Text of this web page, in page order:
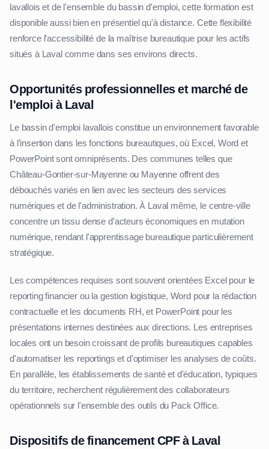
lavallois et de l'ensemble du bassin d'emploi, cette formation est
disponible aussi bien en présentiel qu'à distance. Cette flexibilité
renforce l'accessibilité de la maîtrise bureautique pour les actifs
situés à Laval comme dans ses environs directs.
Opportunités professionnelles et marché de
l'emploi à Laval
Le bassin d'emploi lavallois constitue un environnement favorable
à l'insertion dans les fonctions bureautiques, où Excel, Word et
PowerPoint sont omniprésents. Des communes telles que
Château-Gontier-sur-Mayenne ou Mayenne offrent des
débouchés variés en lien avec les secteurs des services
numériques et de l'administration. À Laval même, le centre-ville
concentre un tissu dense d'acteurs économiques en mutation
numérique, rendant l'apprentissage bureautique particulièrement
stratégique.
Les compétences requises sont souvent orientées Excel pour le
reporting financier ou la gestion logistique, Word pour la rédaction
contractuelle et les documents RH, et PowerPoint pour les
présentations internes destinées aux directions. Les entreprises
locales ont un besoin croissant de profils bureautiques capables
d'automatiser les reportings et d'optimiser les analyses de coûts.
En parallèle, les établissements de santé et d'éducation, typiques
du territoire, recherchent régulièrement des collaborateurs
opérationnels sur l'ensemble des outils du Pack Office.
Dispositifs de financement CPF à Laval